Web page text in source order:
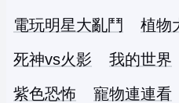
電玩明星大亂鬥
植物
死神vs火影
我的世界
紫色恐怖
寵物連連看